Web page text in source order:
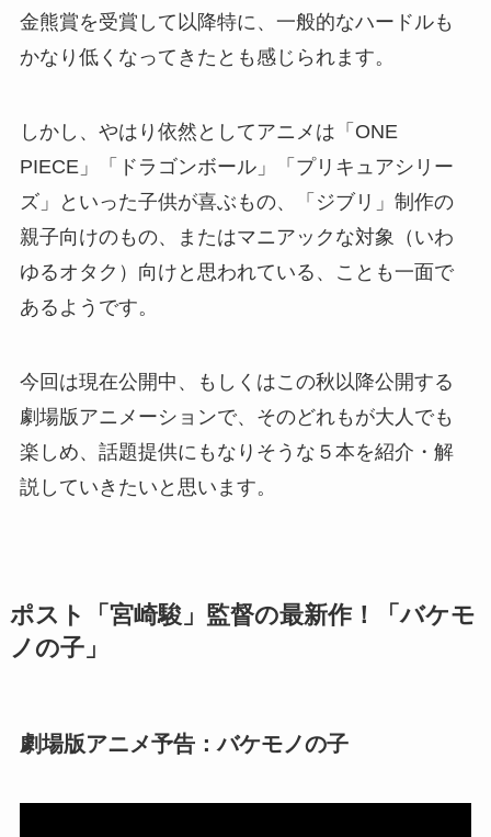
金熊賞を受賞して以降特に、一般的なハードルも
かなり低くなってきたとも感じられます。
しかし、やはり依然としてアニメは「ONE
PIECE」「ドラゴンボール」「プリキュアシリー
ズ」といった子供が喜ぶもの、「ジブリ」制作の
親子向けのもの、またはマニアックな対象（いわ
ゆるオタク）向けと思われている、ことも一面で
あるようです。
今回は現在公開中、もしくはこの秋以降公開する
劇場版アニメーションで、そのどれもが大人でも
楽しめ、話題提供にもなりそうな５本を紹介・解
説していきたいと思います。
ポスト「宮崎駿」監督の最新作！「バケモ
ノの子」
劇場版アニメ予告：バケモノの子